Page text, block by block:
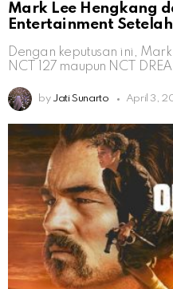
Mark Lee Hengkang
Entertainment
Dengan keputusan ini,
NCT 127 maupun NCT
by Jati Sunarto April 3,